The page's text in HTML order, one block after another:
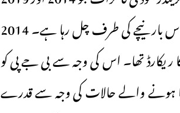
میں ووٹوں کی بڑھتی ہوئی تعداد کے ساتھ اوپر جا رہا تھا، اس بار نیچے کی طرف چل رہا ہے۔ 2014
گراف 66.44 فیصد ووٹنگ کا ریکارڈ تھا۔ اس کی وجہ سے بی جے پی کو
و بالاکوٹ پر پیدا ہونے والے حالات کی وجہ سے قدرے